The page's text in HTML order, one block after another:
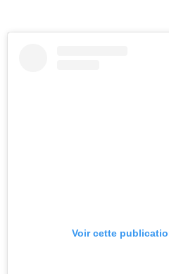
Voir cette